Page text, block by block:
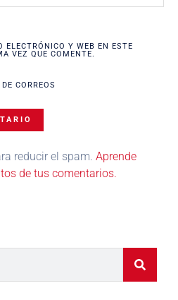
ELECTRÓNICO Y WEB EN ESTE
VEZ QUE COMENTE.
CORREOS
reducir el spam. Aprende
de tus comentarios.